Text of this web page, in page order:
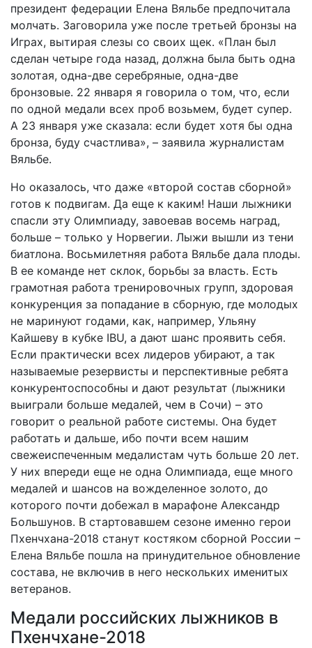
президент федерации Елена Вяльбе предпочитала
молчать. Заговорила уже после третьей бронзы на
Играх, вытирая слезы со своих щек. «План был
сделан четыре года назад, должна была быть одна
золотая, одна-две серебряные, одна-две
бронзовые. 22 января я говорила о том, что, если
по одной медали всех проб возьмем, будет супер.
А 23 января уже сказала: если будет хотя бы одна
бронза, буду счастлива», – заявила журналистам
Вяльбе.
Но оказалось, что даже «второй состав сборной»
готов к подвигам. Да еще к каким! Наши лыжники
спасли эту Олимпиаду, завоевав восемь наград,
больше – только у Норвегии. Лыжи вышли из тени
биатлона. Восьмилетняя работа Вяльбе дала плоды.
В ее команде нет склок, борьбы за власть. Есть
грамотная работа тренировочных групп, здоровая
конкуренция за попадание в сборную, где молодых
не маринуют годами, как, например, Ульяну
Кайшеву в кубке IBU, а дают шанс проявить себя.
Если практически всех лидеров убирают, а так
называемые резервисты и перспективные ребята
конкурентоспособны и дают результат (лыжники
выиграли больше медалей, чем в Сочи) – это
говорит о реальной работе системы. Она будет
работать и дальше, ибо почти всем нашим
свежеиспеченным медалистам чуть больше 20 лет.
У них впереди еще не одна Олимпиада, еще много
медалей и шансов на вожделенное золото, до
которого почти добежал в марафоне Александр
Большунов. В стартовавшем сезоне именно герои
Пхенчхана-2018 станут костяком сборной России –
Елена Вяльбе пошла на принудительное обновление
состава, не включив в него нескольких именитых
ветеранов.
Медали российских лыжников в
Пхенчхане-2018